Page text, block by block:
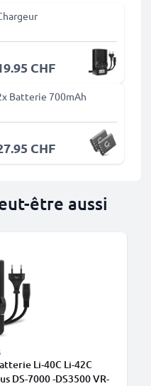
CHF
Batterie 700mAh
CHF
être aussi
Li-40C Li-42C
DS-7000 -DS3500 VR-